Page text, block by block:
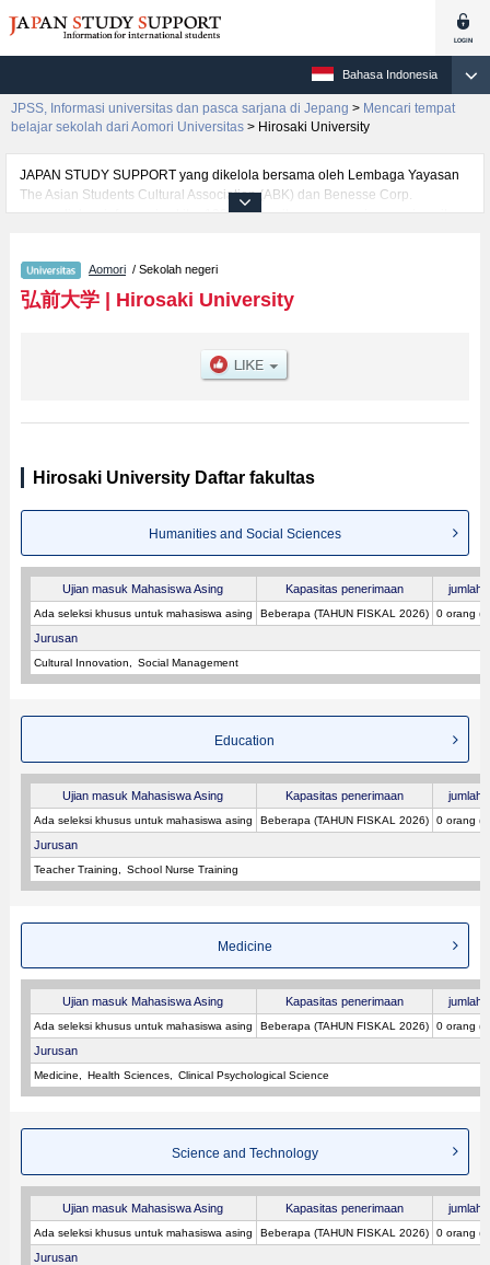
Bahasa Indonesia
JPSS, Informasi universitas dan pasca sarjana di Jepang > Mencari tempat
belajar sekolah dari Aomori Universitas > Hirosaki University
JAPAN STUDY SUPPORT yang dikelola bersama oleh Lembaga Yayasan
The Asian Students Cultural Association (ABK) dan Benesse Corp.
menyediakan informasi sekitar 1300 universitas, pascasarjana, universitas
per fakultas seperti Fakultas Humanities and Social SciencesatauFakultas
EducationatauFakultas MedicineatauFakultas Science and
TechnologyatauFakultas Agriculture and Life Science, serta berbagai
untuk jumlah pendaftar dan jumlah kelulusan ujian masuk mahasiswa(i)
mancanegara, informasi mengenai ujian masuk, prasarana kampus, akses
Aomori / Sekolah negeri
弘前大学| Hirosaki University
Hirosaki University Daftar fakultas
Humanities and Social Sciences
Ujian masuk Mahasiswa Asing Kapasitas penerimaan jumlah
Ada seleksi khusus untuk mahasiswa asing Beberapa (TAHUN FISKAL 2026) 0 orang
Jurusan
Cultural Innovation Social Management
Education
Ujian masuk Mahasiswa Asing Kapasitas penerimaan jumlah
Ada seleksi khusus untuk mahasiswa asing Beberapa (TAHUN FISKAL 2026) 0 orang
Jurusan
Teacher Training School Nurse Training
Medicine
Ujian masuk Mahasiswa Asing Kapasitas penerimaan jumlah
Ada seleksi khusus untuk mahasiswa asing Beberapa (TAHUN FISKAL 2026) 0 orang
Jurusan
Medicine Health Sciences Clinical Psychological Science
Science and Technology
Ujian masuk Mahasiswa Asing Kapasitas penerimaan jumlah
Ada seleksi khusus untuk mahasiswa asing Beberapa (TAHUN FISKAL 2026) 0 orang
Jurusan